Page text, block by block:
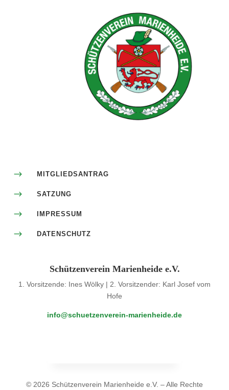
$ MITGLIEDSANTRAG
$ SATZUNG
$ IMPRESSUM
$ DATENSCHUTZ
Schützenverein Marienheide e.V.
1. Vorsitzende: Ines Wölky | 2. Vorsitzender: Karl Josef vom
Hofe
info@schuetzenverein-marienheide.de
© 2026 Schützenverein Marienheide e.V. – Alle Rechte